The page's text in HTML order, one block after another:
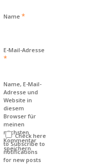
Name *
E-Mail-Adresse
*
Name, E-Mail-
Adresse und
Website in
diesem
Browser für
meinen
nächsten
Kommentar
speichern.
Check here
to Subscribe to
notifications
for new posts